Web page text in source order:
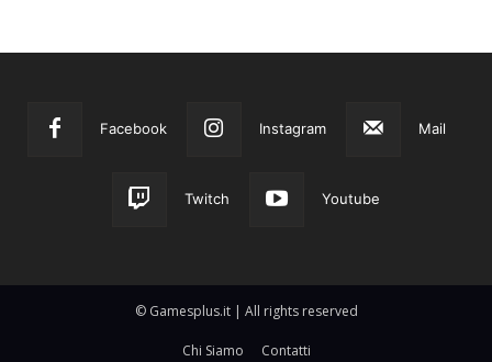
Facebook Instagram Mail
Twitch Youtube
© Gamesplus.it | All rights reserved
Chi Siamo Contatti